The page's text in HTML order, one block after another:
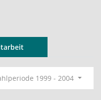
1999 - 2004